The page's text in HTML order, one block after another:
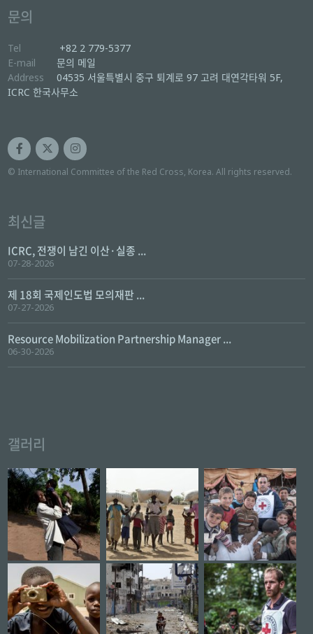
문의
Tel
+82 2 779-5377
E-mail
문의 메일
Address
04535 서울특별시 중구 퇴계로 97 고려 대연각타워 5F,
ICRC 한국사무소
© International Committee of the Red Cross, Korea. All rights reserved.
최신글
ICRC, 전쟁이 남긴 이산·실종 ...
07-28-2026
제 18회 국제인도법 모의재판 ...
07-27-2026
Resource Mobilization Partnership Manager ...
06-30-2026
갤러리